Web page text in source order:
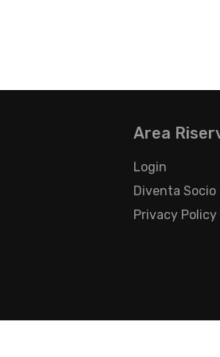
Area
Login
Diventa Socio
Privacy Policy